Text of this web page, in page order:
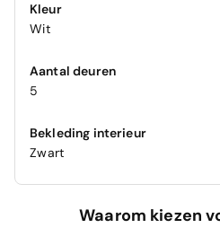
Kleur
Wit
Aantal deuren
5
Bekleding interieur
Zwart
Waarom kiezen